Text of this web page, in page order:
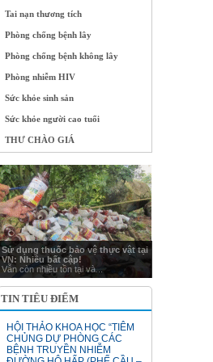
Tai nạn thương tích
Phòng chống bệnh lây
Phòng chống bệnh không lây
Phòng nhiễm HIV
Sức khỏe sinh sản
Sức khỏe người cao tuổi
THƯ CHÀO GIÁ
Sử dụng thuốc bảo vệ thực vật tại
VN: Nhiều bất cập!
Vẫn còn nhiều tồn tại và...
TIN TIÊU ĐIỂM
HỘI THẢO KHOA HỌC “TIÊM
CHỦNG DỰ PHÒNG CÁC
BỆNH TRUYỀN NHIỄM